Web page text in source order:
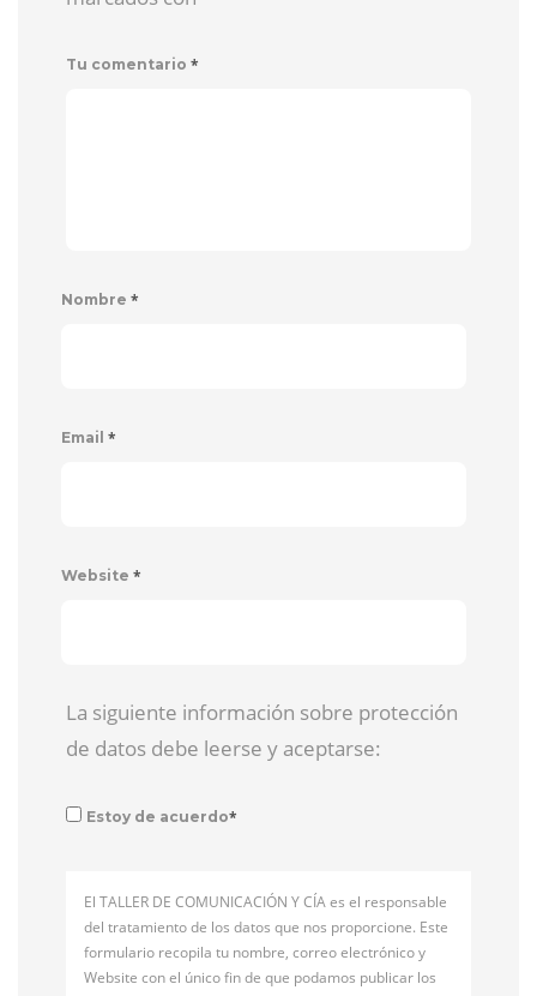
Tu comentario *
Nombre *
Email *
Website *
La siguiente información sobre protección
de datos debe leerse y aceptarse:
Estoy de acuerdo*
El TALLER DE COMUNICACIÓN Y CÍA es el responsable
del tratamiento de los datos que nos proporcione. Este
formulario recopila tu nombre, correo electrónico y
Website con el único fin de que podamos publicar los